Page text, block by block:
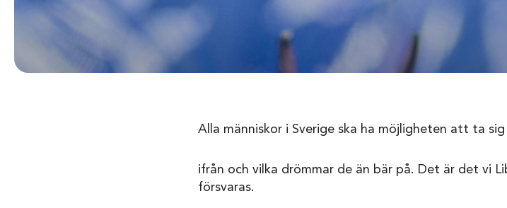
Alla människor i Sverige ska ha möjligheten att ta
ifrån och vilka drömmar de än bär på. Det är det vi
försvaras.